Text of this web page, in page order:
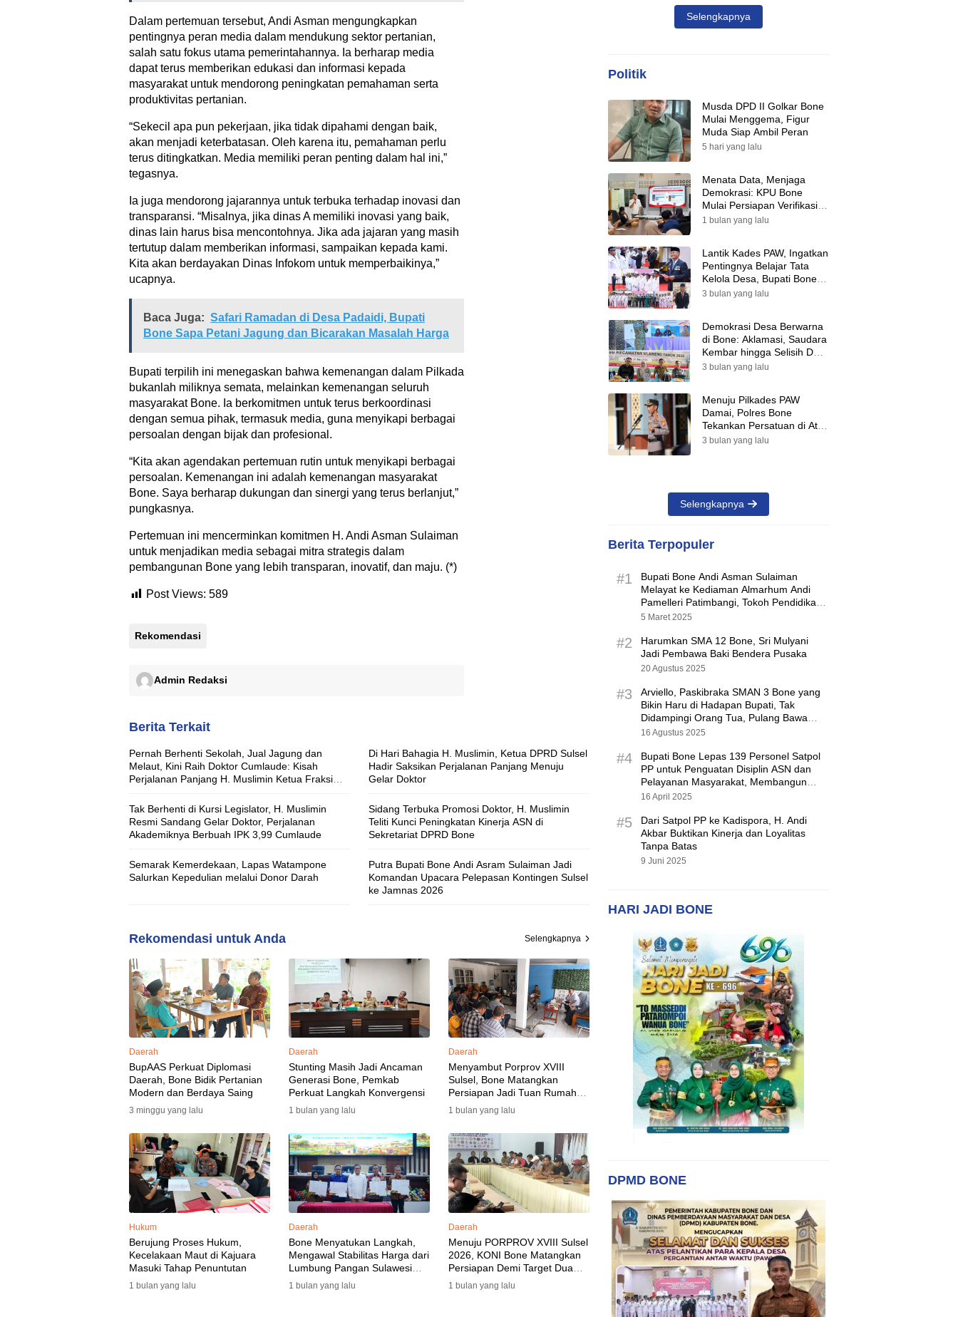
Dalam pertemuan tersebut, Andi Asman mengungkapkan
pentingnya peran media dalam mendukung sektor pertanian,
salah satu fokus utama pemerintahannya. Ia berharap media
dapat terus memberikan edukasi dan informasi kepada
masyarakat untuk mendorong peningkatan pemahaman serta
produktivitas pertanian.
“Sekecil apa pun pekerjaan, jika tidak dipahami dengan baik,
akan menjadi keterbatasan. Oleh karena itu, pemahaman perlu
terus ditingkatkan. Media memiliki peran penting dalam hal ini,”
tegasnya.
Ia juga mendorong jajarannya untuk terbuka terhadap inovasi dan
transparansi. “Misalnya, jika dinas A memiliki inovasi yang baik,
dinas lain harus bisa mencontohnya. Jika ada jajaran yang masih
tertutup dalam memberikan informasi, sampaikan kepada kami.
Kita akan berdayakan Dinas Infokom untuk memperbaikinya,”
ucapnya.
Baca Juga: Safari Ramadan di Desa Padaidi, Bupati
Bone Sapa Petani Jagung dan Bicarakan Masalah Harga
Bupati terpilih ini menegaskan bahwa kemenangan dalam Pilkada
bukanlah miliknya semata, melainkan kemenangan seluruh
masyarakat Bone. Ia berkomitmen untuk terus berkoordinasi
dengan semua pihak, termasuk media, guna menyikapi berbagai
persoalan dengan bijak dan profesional.
“Kita akan agendakan pertemuan rutin untuk menyikapi berbagai
persoalan. Kemenangan ini adalah kemenangan masyarakat
Bone. Saya berharap dukungan dan sinergi yang terus berlanjut,”
pungkasnya.
Pertemuan ini mencerminkan komitmen H. Andi Asman Sulaiman
untuk menjadikan media sebagai mitra strategis dalam
pembangunan Bone yang lebih transparan, inovatif, dan maju. (*)
Post Views: 589
Rekomendasi
Admin Redaksi
Berita Terkait
Pernah Berhenti Sekolah, Jual Jagung dan
Melaut, Kini Raih Doktor Cumlaude: Kisah
Perjalanan Panjang H. Muslimin Ketua Fraksi
Di Hari Bahagia H. Muslimin, Ketua DPRD Sulsel
Hadir Saksikan Perjalanan Panjang Menuju
Gelar Doktor
Tak Berhenti di Kursi Legislator, H. Muslimin
Resmi Sandang Gelar Doktor, Perjalanan
Akademiknya Berbuah IPK 3,99 Cumlaude
Sidang Terbuka Promosi Doktor, H. Muslimin
Teliti Kunci Peningkatan Kinerja ASN di
Sekretariat DPRD Bone
Semarak Kemerdekaan, Lapas Watampone
Salurkan Kepedulian melalui Donor Darah
Putra Bupati Bone Andi Asram Sulaiman Jadi
Komandan Upacara Pelepasan Kontingen Sulsel
ke Jamnas 2026
Rekomendasi untuk Anda Selengkapnya
Daerah
BupAAS Perkuat Diplomasi
Daerah, Bone Bidik Pertanian
Modern dan Berdaya Saing
3 minggu yang lalu
Daerah
Stunting Masih Jadi Ancaman
Generasi Bone, Pemkab
Perkuat Langkah Konvergensi
1 bulan yang lalu
Daerah
Menyambut Porprov XVIII
Sulsel, Bone Matangkan
Persiapan Jadi Tuan Rumah
yang Berkesan: Wakil Bupati
Perkuat Koordinasi, Dispora
Targetkan Venue dan
Akomodasi Rampung
1 bulan yang lalu
Hukum
Berujung Proses Hukum,
Kecelakaan Maut di Kajuara
Masuki Tahap Penuntutan
1 bulan yang lalu
Daerah
Bone Menyatukan Langkah,
Mengawal Stabilitas Harga dari
Lumbung Pangan Sulawesi
Selatan
1 bulan yang lalu
Daerah
Menuju PORPROV XVIII Sulsel
2026, KONI Bone Matangkan
Persiapan Demi Target Dua
Besar
1 bulan yang lalu
SPBU Agar Distribusi
BBM Tepat SasaranSelengkapnya
Politik
Musda DPD II Golkar Bone
Mulai Menggema, Figur
Muda Siap Ambil Peran
5 hari yang lalu
Menata Data, Menjaga
Demokrasi: KPU Bone
Mulai Persiapan Verifikasi
Partai Politik Menuju Pemilu
1 bulan yang lalu
Lantik Kades PAW, Ingatkan
Pentingnya Belajar Tata
Kelola Desa, Bupati Bone:
Tak Ada Lagi Kubu,
3 bulan yang lalu
Demokrasi Desa Berwarna
di Bone: Aklamasi, Saudara
Kembar hingga Selisih Dua
Suara Warnai Pilkades PAW
3 bulan yang lalu
Menuju Pilkades PAW
Damai, Polres Bone
Tekankan Persatuan di Atas
Perbedaan Pilihan
3 bulan yang lalu
Selengkapnya
Berita Terpopuler
#1
Bupati Bone Andi Asman Sulaiman
Melayat ke Kediaman Almarhum Andi
Pamelleri Patimbangi, Tokoh Pendidikan
Kabupaten Bone
5 Maret 2025
#2
Harumkan SMA 12 Bone, Sri Mulyani
Jadi Pembawa Baki Bendera Pusaka
20 Agustus 2025
#3
Arviello, Paskibraka SMAN 3 Bone yang
Bikin Haru di Hadapan Bupati, Tak
Didampingi Orang Tua, Pulang Bawa
Hadiah Motor
16 Agustus 2025
#4
Bupati Bone Lepas 139 Personel Satpol
PP untuk Penguatan Disiplin ASN dan
Pelayanan Masyarakat, Membangun
Pemerintahan yang Tertib dan Melayani
16 April 2025
#5
Dari Satpol PP ke Kadispora, H. Andi
Akbar Buktikan Kinerja dan Loyalitas
Tanpa Batas
9 Juni 2025
HARI JADI BONE
DPMD BONE